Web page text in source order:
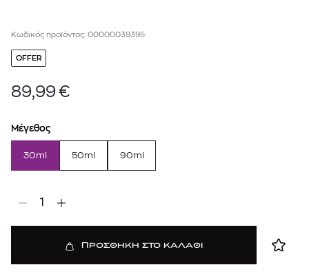
Κωδικός προϊόντος: 00000039395
OFFER
89,99€
Μέγεθος
30ml 50ml 90ml
1
ΠΡΟΣΘΗΚΗ ΣΤΟ ΚΑΛΑΘΙ